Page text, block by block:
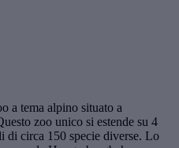
a tema alpino situato a
zoo unico si estende su 4
di circa 150 specie diverse. Lo